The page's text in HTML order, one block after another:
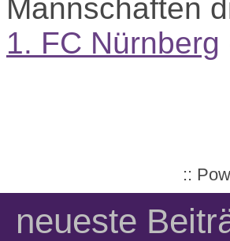
Mannschaften
1. FC Nürnberg
::
neueste